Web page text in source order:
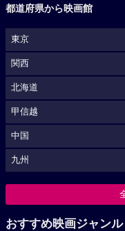
都道府県から映画館
東京
関西
北海道
甲信越
中国
九州
おすすめ映画ジャンル